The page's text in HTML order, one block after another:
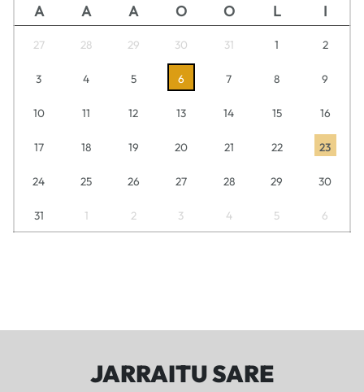
A A A O O L I
27 28 29 30 31 1 2
3 4 5 6 7 8 9
10 11 12 13 14 15 16
17 18 19 20 21 22 23
24 25 26 27 28 29 30
31 1 2 3 4 5 6
JARRAITU SARE